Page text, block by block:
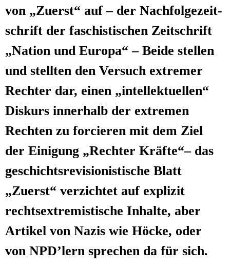
von „Zuerst“ auf – der Nach­fol­ge­zeit­
schrift der faschis­ti­schen Zeit­schrift
„Nati­on und Euro­pa“ – Bei­de stel­len
und stell­ten den Ver­such extre­mer
Rech­ter dar, einen „intel­lek­tu­el­len“
Dis­kurs inner­halb der extre­men
Rech­ten zu for­cie­ren mit dem Ziel
der Eini­gung „Rech­ter Kräf­te“– das
geschichts­re­vi­sio­nis­ti­sche Blatt
„Zuerst“ ver­zich­tet auf expli­zit
rechts­extre­mis­ti­sche Inhal­te, aber
Arti­kel von Nazis wie Höcke, oder
von NPD’lern spre­chen da für sich.